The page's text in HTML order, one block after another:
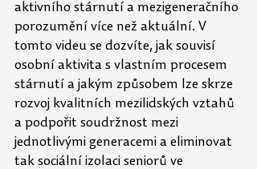
aktivního stárnutí a mezigeneračního
porozumění více než aktuální. V
tomto videu se dozvíte, jak souvisí
osobní aktivita s vlastním procesem
stárnutí a jakým způsobem lze skrze
rozvoj kvalitních mezilidských vztahů
a podpořit soudržnost mezi
jednotlivými generacemi a eliminovat
tak sociální izolaci seniorů ve